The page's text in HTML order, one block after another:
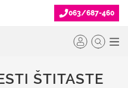
063/687-460
ŠTITASTE